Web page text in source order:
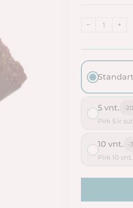
− +
5 vnt. -
Pirk 5 ir
10 vnt. -
Pirk 10